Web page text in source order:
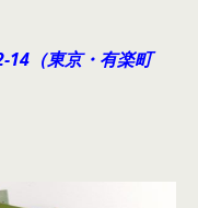
14（東京・有楽町